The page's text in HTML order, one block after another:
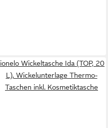
lionelo Wickeltasche Ida (TOP, 20
L), Wickelunterlage Thermo-
Taschen inkl. Kosmetiktasche